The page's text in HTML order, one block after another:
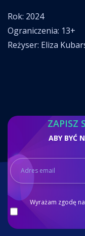
Rok: 2024
Ograniczenia: 13+
Reżyser: Eliza
ABY BYĆ
Wyrażam zgodę na przetwarzanie moich danych osobowych w